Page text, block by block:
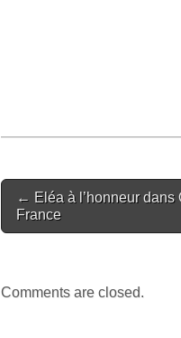
Post
navigation
← Eléa à l’honneur dans
France
Comments are closed.